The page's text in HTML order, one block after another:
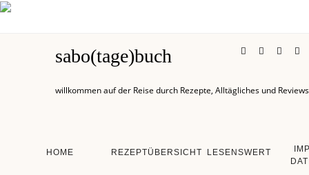
sabo(tage)buch
willkommen auf der Reise durch Rezepte, Alltägliches und Reviews
HOME REZEPTÜBERSICHT LESENSWERT